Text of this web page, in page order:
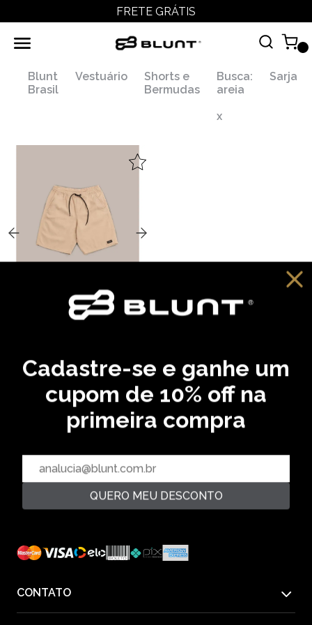
FRETE GRÁTIS
Blunt
Brasil
Vestuário
Shorts e
Bermudas
Busca:
areia
x
Sarja
BERMUDA JUICE - AREIA
Cadastre-se e ganhe um
cupom de 10% off na
primeira compra
QUERO MEU DESCONTO
CADASTRE SEU EMAIL EM NOSSA NEWSLETTER E
RECEBA EM PRIMEIRA MÃO AS ULTIMAS NOVIDADES
CADASTRAR
CONTATO